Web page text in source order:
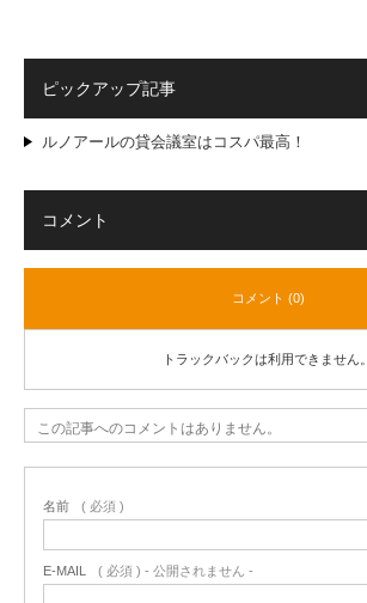
ピックアップ記事
ルノアールの貸会議室はコスパ最高！
コメント
コメント (0)
トラックバックは利用できません。
この記事へのコメントはありません。
名前 ( 必須 )
E-MAIL ( 必須 ) - 公開されません -